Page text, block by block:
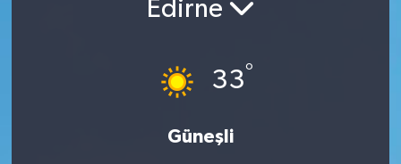
Edirne
33°
Güneşli